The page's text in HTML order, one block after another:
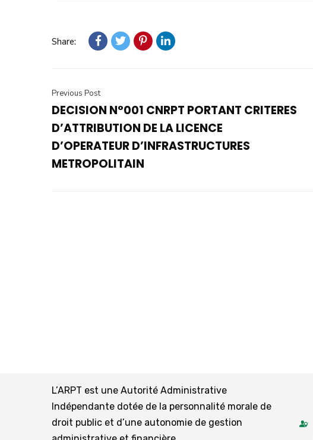
Share:
Previous Post
DECISION N°001 CNRPT PORTANT CRITERES
D’ATTRIBUTION DE LA LICENCE
D’OPERATEUR D’INFRASTRUCTURES
METROPOLITAIN
L’ARPT est une Autorité Administrative
Indépendante dotée de la personnalité morale de
droit public et d’une autonomie de gestion